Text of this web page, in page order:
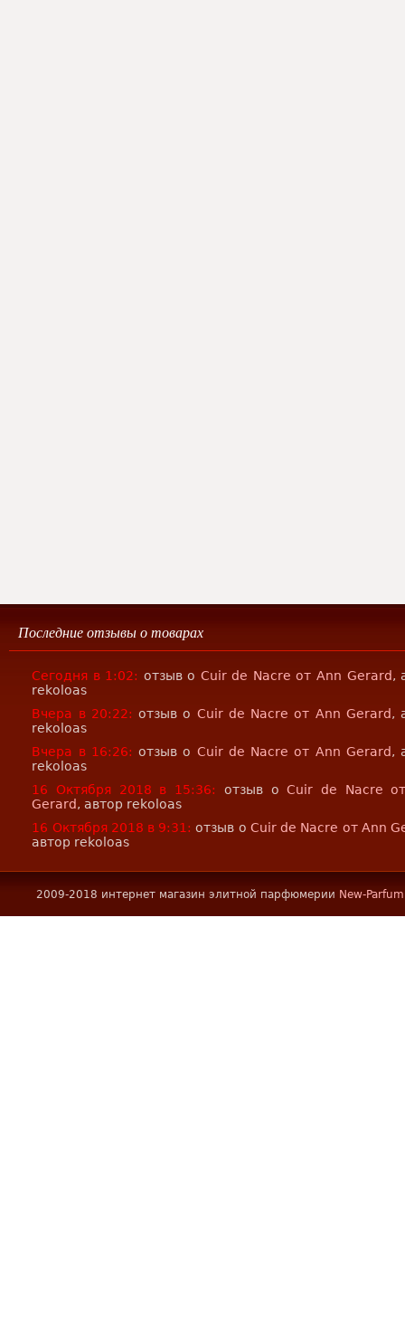
Последние отзывы о товарах
Сегодня в 1:02: отзыв о Cuir de Nacre от Ann Gerard,
rekoloas
Вчера в 20:22: отзыв о Cuir de Nacre от Ann Gerard,
rekoloas
Вчера в 16:26: отзыв о Cuir de Nacre от Ann Gerard,
rekoloas
16 Октября 2018 в 15:36:
отзыв оCuir de Nacre
Gerard, автор rekoloas
16 Октября 2018 в 9:31: отзыв о Cuir de Nacre от Ann
автор rekoloas
2009-2018 интернет магазин элитной парфюмерии New-